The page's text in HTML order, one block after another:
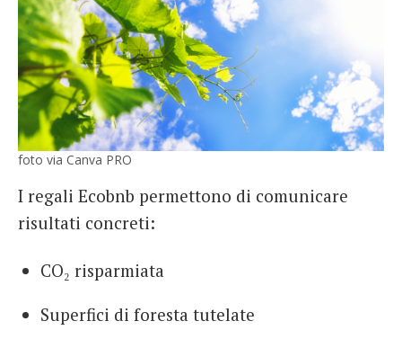
foto via Canva PRO
I regali Ecobnb permettono di comunicare
risultati concreti:
CO₂ risparmiata
Superfici di foresta tutelate